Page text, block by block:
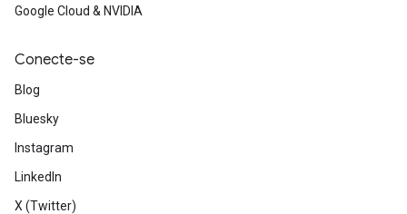
Google Cloud & NVIDIA
Conecte-se
Blog
Bluesky
Instagram
LinkedIn
X (Twitter)